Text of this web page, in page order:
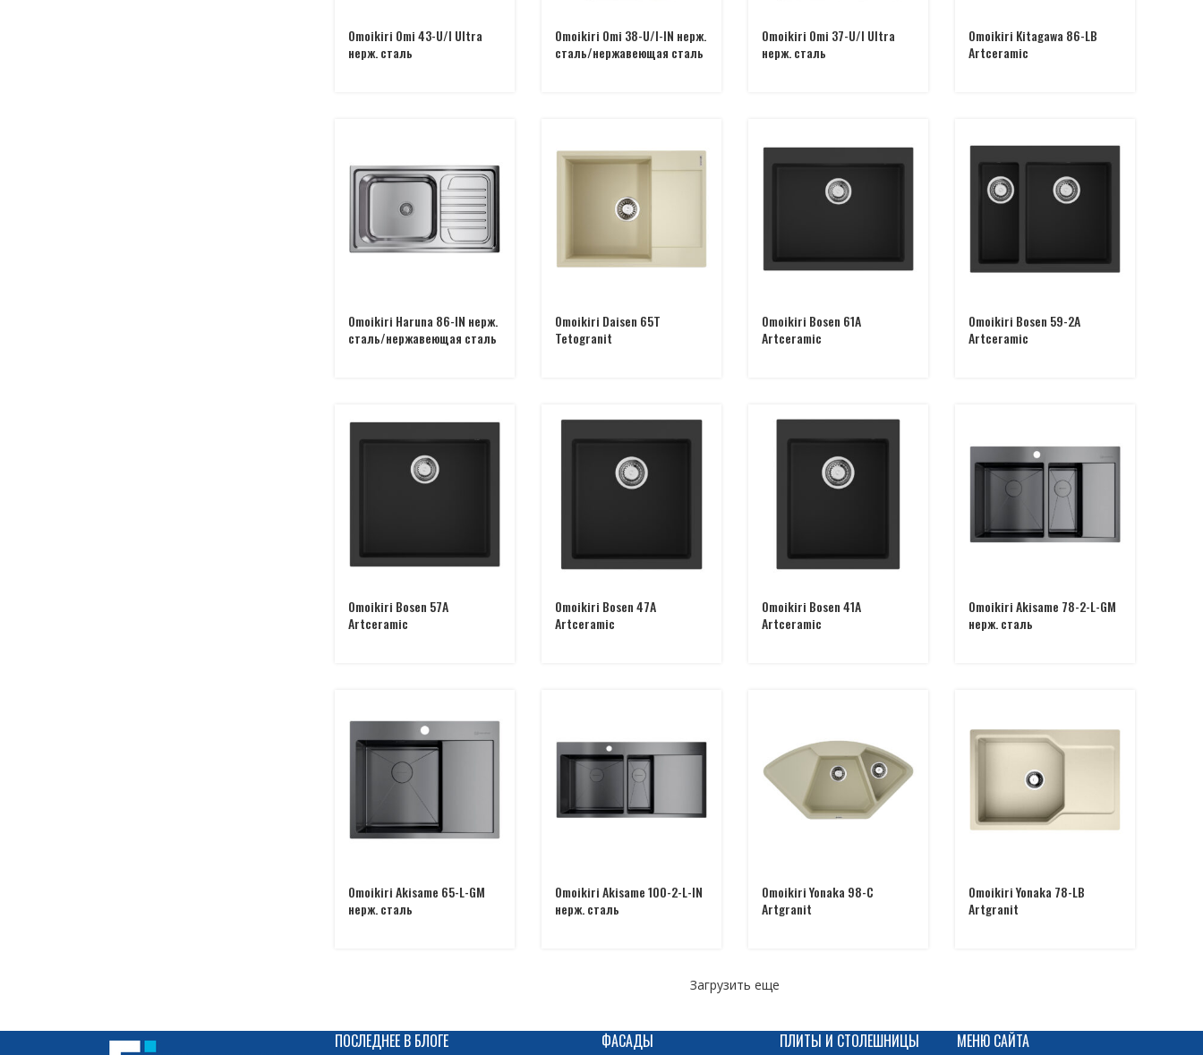
Omoikiri Omi 43-U/I Ultra
нерж. сталь
Omoikiri Omi 38-U/I-IN нерж.
сталь/нержавеющая сталь
Omoikiri Omi 37-U/I Ultra
нерж. сталь
Omoikiri Kitagawa 86-LB
Artceramic
Omoikiri Haruna 86-IN нерж.
сталь/нержавеющая сталь
Omoikiri Daisen 65T
Tetogranit
Omoikiri Bosen 61A
Artceramic
Omoikiri Bosen 59-2A
Artceramic
Omoikiri Bosen 57A
Artceramic
Omoikiri Bosen 47A
Artceramic
Omoikiri Bosen 41A
Artceramic
Omoikiri Akisame 78-2-L-GM
нерж. сталь
Omoikiri Akisame 65-L-GM
нерж. сталь
Omoikiri Akisame 100-2-L-IN
нерж. сталь
Omoikiri Yonaka 98-C
Artgranit
Omoikiri Yonaka 78-LB
Artgranit
Загрузить еще
ПОСЛЕДНЕЕ В БЛОГЕ ФАСАДЫ ПЛИТЫ И СТОЛЕШНИЦЫ МЕНЮ САЙТА